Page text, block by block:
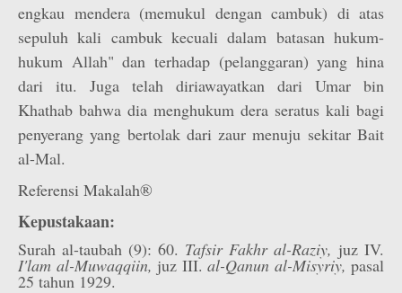
engkau mendera (memukul dengan cambuk) di atas
sepuluh kali cambuk kecuali dalam batasan hukum-
hukum Allah" dan terhadap (pelanggaran) yang hina
dari itu. Juga telah diriawayatkan dari Umar bin
Khathab bahwa dia menghukum dera seratus kali bagi
penyerang yang bertolak dari zaur menuju sekitar Bait
al-Mal.
Referensi Makalah®
Kepustakaan:
Surah al-taubah (9): 60. Tafsir Fakhr al-Raziy, juz IV.
I'lam al-Muwaqqiin, juz III. al-Qanun al-Misyriy, pasal
25 tahun 1929.